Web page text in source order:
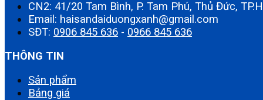
CN2: 41/20 Tam Bình, P. Tam Phú, Thủ Đức,
Email: haisandaiduongxanh@gmail.com
SĐT: 0906 845 636 - 0966 845 636
THÔNG TIN
Sản phẩm
Bảng giá